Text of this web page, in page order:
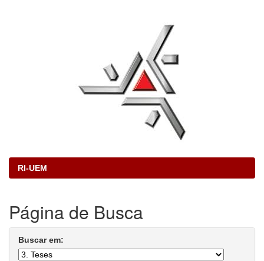
RI-UEM
Página de Busca
Buscar em: